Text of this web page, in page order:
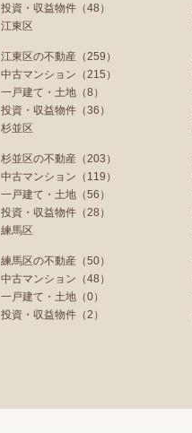
投資・収益物件（48）
江東区
江東区の不動産（259）
中古マンション（215）
一戸建て・土地（8）
投資・収益物件（36）
杉並区
杉並区の不動産（203）
中古マンション（119）
一戸建て・土地（56）
投資・収益物件（28）
練馬区
練馬区の不動産（50）
中古マンション（48）
一戸建て・土地（0）
投資・収益物件（2）